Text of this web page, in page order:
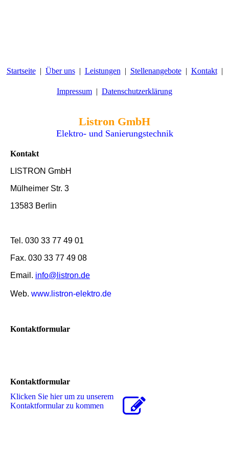
Startseite Über uns Leistungen Stellenangebote Kontakt
Impressum Datenschutzerklärung
Listron GmbH
Elektro- und Sanierungstechnik
Kontakt
LISTRON GmbH
Mülheimer Str. 3
13583 Berlin
Tel. 030 33 77 49 01
Fax. 030 33 77 49 08
Email. info@listron.de
Web. www.listron-elektro.de
Kontaktformular
Kontaktformular
Klicken Sie hier um zu unserem
Kon­takt­for­mu­lar zu kommen